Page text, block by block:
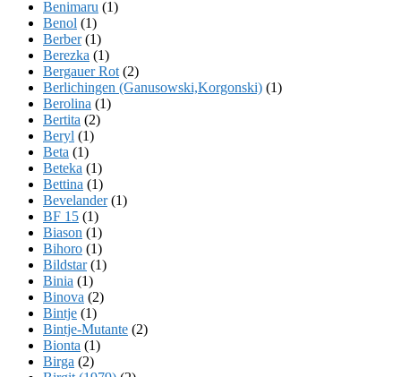
Benimaru (1)
Benol (1)
Berber(1)
Berezka (1)
Bergauer Rot (2)
Berlichingen (Ganusowski,Korgonski) (1)
Berolina (1)
Bertita (2)
Beryl (1)
Beta (1)
Beteka (1)
Bettina (1)
Bevelander(1)
BF 15 (1)
Biason (1)
Bihoro (1)
Bildstar(1)
Binia (1)
Binova (2)
Bintje (1)
Bintje-Mutante (2)
Bionta (1)
Birga (2)